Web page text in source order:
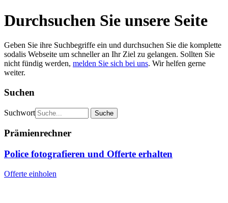
Durchsuchen Sie unsere Seite
Geben Sie ihre Suchbegriffe ein und durchsuchen Sie die komplette
sodalis Webseite um schneller an Ihr Ziel zu gelangen. Sollten Sie
nicht fündig werden, melden Sie sich bei uns. Wir helfen gerne
weiter.
Suchen
Suchwort
Prämienrechner
Police fotografieren und Offerte erhalten
Offerte einholen